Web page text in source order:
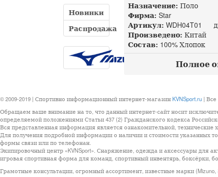
Новинки
Распродажа
Назначение: Поло
Фирма: Star
Артикул: WDH04T01
Произведено: Китай
Состав: 100% Хлопок
Полное
© 2009-2019 | Спортивно информационный интернет-магазин KVNSport.ru |
Обращаем ваше внимание на то, что данный интернет-сайт носит
определяемой положениями Статьи 437 (2) Гражданского кодекса
Вся представленная информация является ознакомительной, технические
Для получения подробной информации о наличии и стоимости указанных
формы связи или по телефонан.
Экипировочный центр «KVNSport». Снаряжение, одежда и аксессуары для
игровая спортивная форма для команд, спортивный инвентярь, боксёрки,
Грамотные консультации, огромный ассортимент, известные марки (Mizuno,